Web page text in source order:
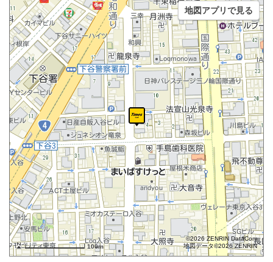
100m
©2026 ZENRIN DataCom
地図データ©2026 ZENRIN
地図アプリで見る